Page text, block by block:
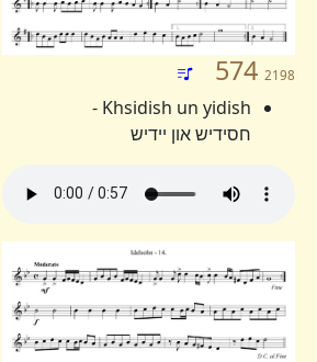
574 2198
Khsidish un yidish -
חסידיש און יידיש